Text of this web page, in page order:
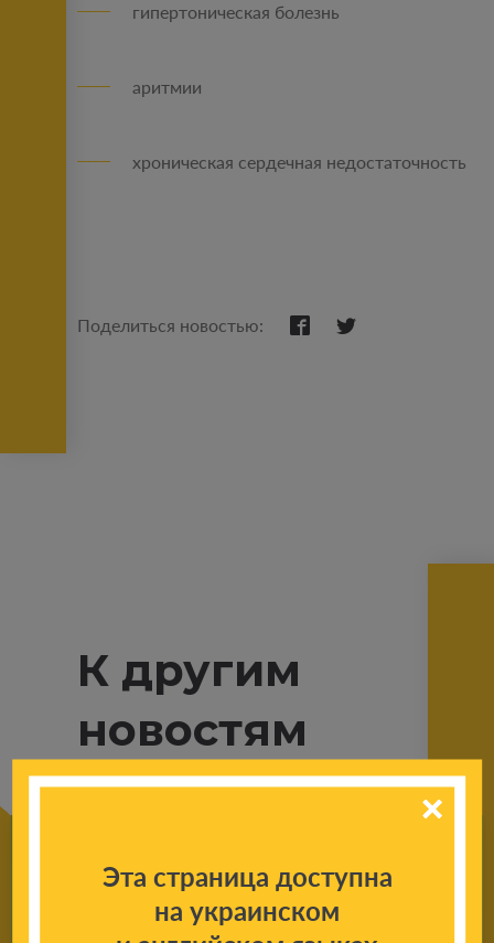
гипертоническая болезнь
аритмии
хроническая сердечная недостаточность
Поделиться новостью:
К другим
новостям
Эта страница доступна
на украинском